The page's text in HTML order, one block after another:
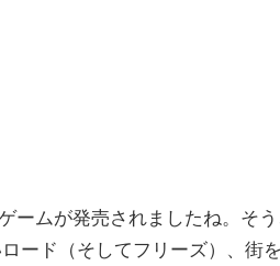
ームが発売されましたね。そ
ード（そしてフリーズ）、街